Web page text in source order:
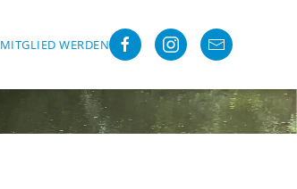
MITGLIED WERDEN